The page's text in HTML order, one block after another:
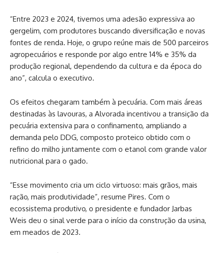
“Entre 2023 e 2024, tivemos uma adesão expressiva ao
gergelim, com produtores buscando diversificação e novas
fontes de renda. Hoje, o grupo reúne mais de 500 parceiros
agropecuários e responde por algo entre 14% e 35% da
produção regional, dependendo da cultura e da época do
ano”, calcula o executivo.
Os efeitos chegaram também à pecuária. Com mais áreas
destinadas às lavouras, a Alvorada incentivou a transição da
pecuária extensiva para o confinamento, ampliando a
demanda pelo DDG, composto proteico obtido com o
refino do milho juntamente com o etanol com grande valor
nutricional para o gado.
“Esse movimento cria um ciclo virtuoso: mais grãos, mais
ração, mais produtividade”, resume Pires. Com o
ecossistema produtivo, o presidente e fundador Jarbas
Weis deu o sinal verde para o início da construção da usina,
em meados de 2023.